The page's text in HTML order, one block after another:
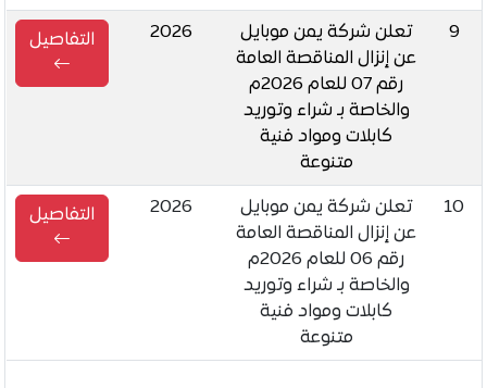
9
تعلن شركة يمن موبايل
عن إنزال المناقصة العامة
رقم 07 للعام 2026م
والخاصة بـ شراء وتوريد
كابلات ومواد فنية
متنوعة
2026 التفاصيل
10
تعلن شركة يمن موبايل
عن إنزال المناقصة العامة
رقم 06 للعام 2026م
والخاصة بـ شراء وتوريد
كابلات ومواد فنية
متنوعة
2026 التفاصيل